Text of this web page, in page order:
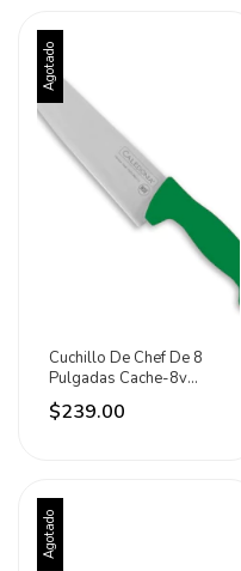
Agotado
Cuchillo De Chef De 8
Pulgadas Cache-8v
Caledonia Verde
$239.00
Agotado